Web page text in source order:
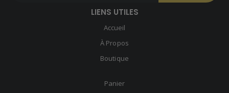
LIENS UTILES
Accueil
À Propos
Boutique
Panier